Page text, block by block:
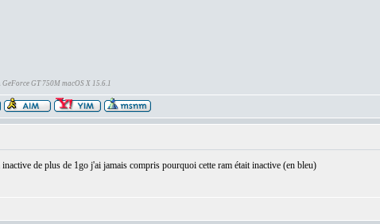
GT 750M macOS X 15.6.1
de plus de 1go j'ai jamais compris pourquoi cette ram était inactive (en bleu)